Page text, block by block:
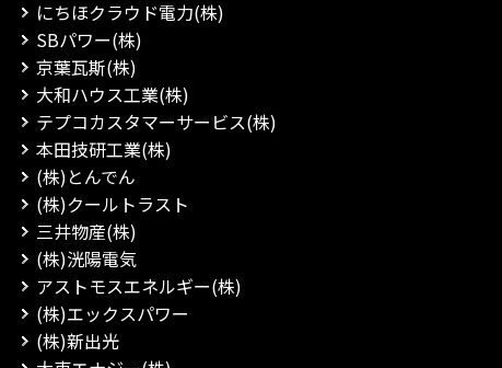
にちほクラウド電力(株)
SBパワー(株)
京葉瓦斯(株)
大和ハウス工業(株)
テプコカスタマーサービス(株)
本田技研工業(株)
(株)とんでん
(株)クールトラスト
三井物産(株)
(株)洸陽電気
アストモスエネルギー(株)
(株)エックスパワー
(株)新出光